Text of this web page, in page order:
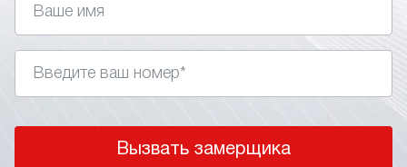
Вызвать замерщика